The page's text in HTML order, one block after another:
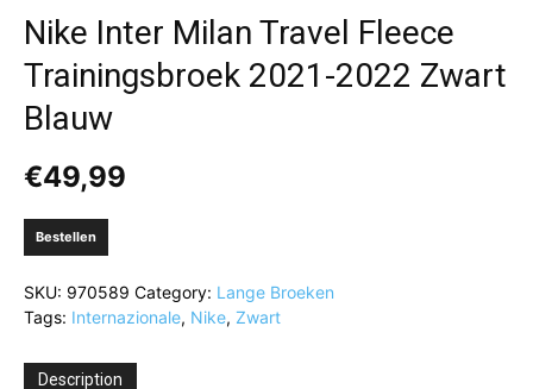
Nike Inter Milan Travel Fleece
Trainingsbroek 2021-2022 Zwart
Blauw
€49,99
Bestellen
SKU: 970589 Category: Lange Broeken
Tags: Internazionale, Nike, Zwart
Description